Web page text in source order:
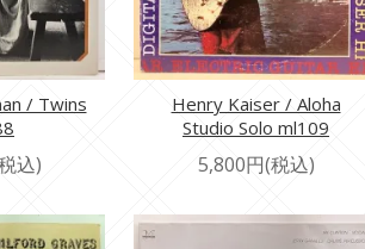
/ Twins
込)
Henry Kaiser / Aloha
Studio Solo ml109
5,800円(税込)